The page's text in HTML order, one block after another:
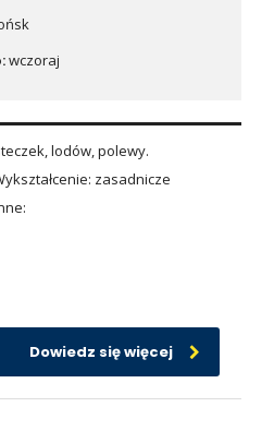
wczoraj
lodów, polewy.
zasadnicze
Dowiedz się więcej